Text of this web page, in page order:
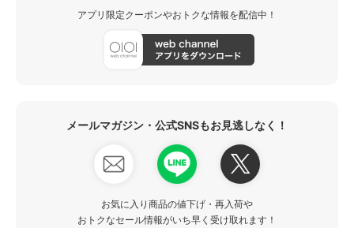
アプリ限定クーポンやおトクな情報を配信中！
メールマガジン・公式SNSもお見逃しなく！
お気に入り商品の値下げ・再入荷や
おトクなセール情報がいち早く受け取れます！